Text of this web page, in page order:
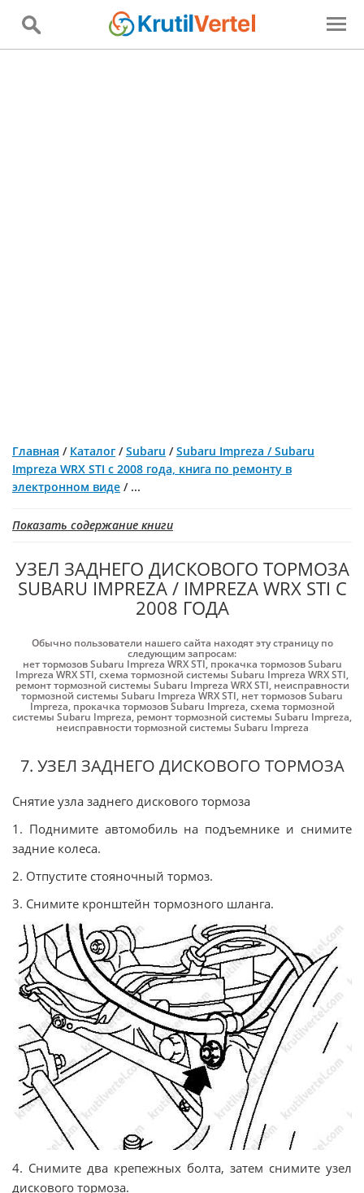
Главная / Каталог /Subaru /Subaru Impreza / Subaru
Impreza WRX STI с 2008 года, книга по ремонту в
электронном виде / ...
Показать содержание книги
УЗЕЛ ЗАДНЕГО ДИСКОВОГО ТОРМОЗА
SUBARU IMPREZA / IMPREZA WRX STI С
2008 ГОДА
Обычно пользователи нашего сайта находят эту страницу по
следующим запросам:
нет тормозов Subaru Impreza WRX STI, прокачка тормозов Subaru
Impreza WRX STI,схема тормозной системы Subaru Impreza WRX STI,
ремонт тормозной системы Subaru Impreza WRX STI, неисправности
тормозной системы Subaru Impreza WRX STI, нет тормозов Subaru
Impreza, прокачка тормозов Subaru Impreza,схема тормозной
системы Subaru Impreza,ремонт тормозной системы Subaru Impreza,
неисправности тормозной системы Subaru Impreza
7. УЗЕЛ ЗАДНЕГО ДИСКОВОГО ТОРМОЗА
Снятие узла заднего дискового тормоза
1. Поднимите автомобиль на подъемнике и снимите
задние колеса.
2. Отпустите стояночный тормоз.
3. Снимите кронштейн тормозного шланга.
4. Снимите два крепежных болта, затем снимите узел
дискового тормоза.